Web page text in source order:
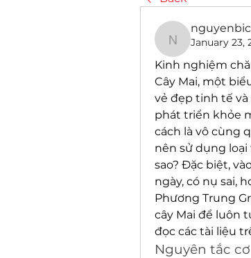
January 23,
Kinh nghiệm
Cây Mai, một
vẻ đẹp tinh tế và
phát triển khỏe
cách là vô cùng
nên sử dụng loại
sao? Đặc biệt,
ngày, có nụ sai,
Phương Trung
cây Mai để luôn
đọc các tài liệu
Nguyên tắc